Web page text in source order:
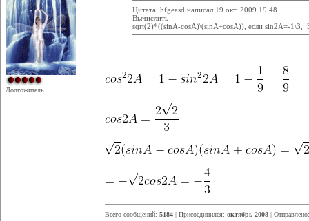
Долгожитель
Цитата: hfgeasd написал 19 окт. 2009 19:48
Вычислить
sqrt(2)*((sinA-cosA)\(sinA+cosA)), если sin2A=-1\3,
Всего сообщений: 5184 | Присоединился: октябрь 2008 |